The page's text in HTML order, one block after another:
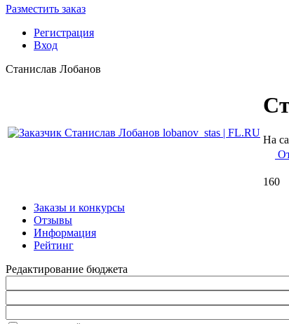
Разместить заказ
Регистрация
Вход
Станислав Лобанов
На
160
Заказы и конкурсы
Отзывы
Информация
Рейтинг
Редактирование бюджета